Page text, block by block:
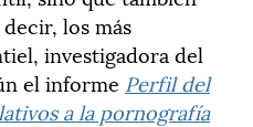
los más
investigadora del
el informe Perfil del
a la pornografía